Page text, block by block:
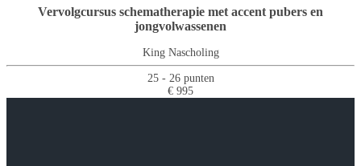
Vervolgcursus schematherapie met accent pubers en
jongvolwassenen
King Nascholing
25 - 26 punten
€ 995